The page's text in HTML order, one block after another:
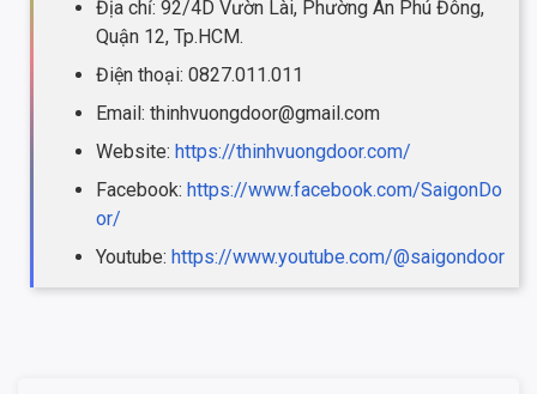
Địa chỉ: 92/4D Vườn Lài, Phường An Phú Đông,
Quận 12, Tp.HCM.
Điện thoại: 0827.011.011
Email: thinhvuongdoor@gmail.com
Website: https://thinhvuongdoor.com/
Facebook: https://www.facebook.com/SaigonDo
or/
Youtube: https://www.youtube.com/@saigondoor